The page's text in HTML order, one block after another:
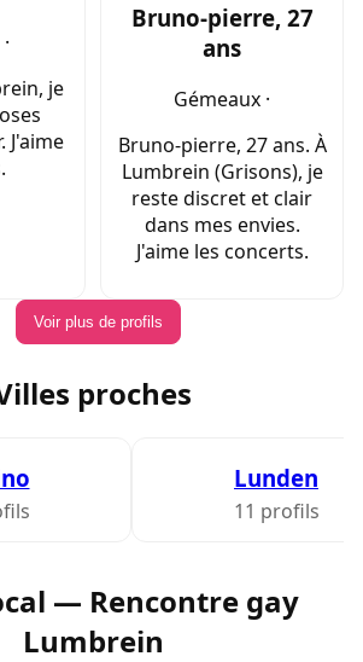
je
J'aime
Bruno-pierre, 27
ans
Gémeaux ·
Bruno-pierre, 27 ans. À
Lumbrein (Grisons), je
reste discret et clair
dans mes envies.
J'aime les concerts.
Voir plus de profils
proches
Lunden
11 profils
— Rencontre gay
Lumbrein